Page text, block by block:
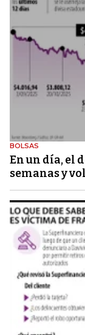
BOLSAS
En un día, el
semanas y